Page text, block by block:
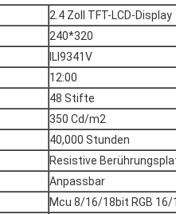
2.4 Zoll TFT-LCD-Display
240*320
ILI9341V
12:00
48 Stifte
350 Cd/m2
40,000 Stunden
Resistive
Anpassbar
Mcu 8/16/18bit RGB 16/